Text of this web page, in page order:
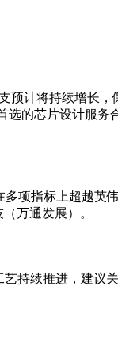
计将持续增长，
选的芯片设计服务
项指标上超越英
万通发展）。
持续推进，建议关